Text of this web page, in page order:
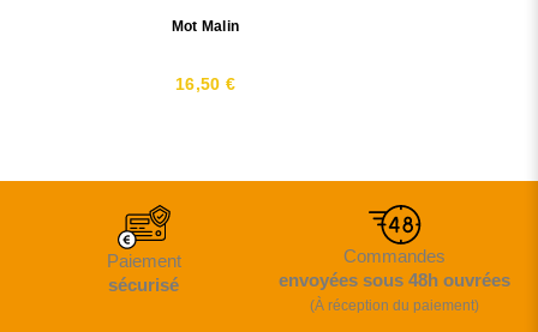
Mot Malin
16,50 €
Paiement
sécurisé
Commandes
envoyées sous 48h ouvrées
(À réception du paiement)